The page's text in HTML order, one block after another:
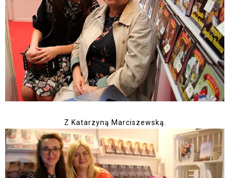
Z Katarzyną Marciszewską.